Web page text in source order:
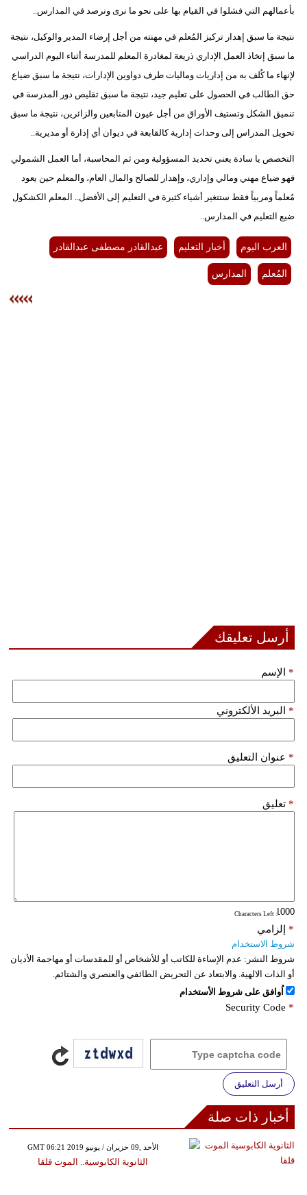
بأعمالهم التي فشلوا في القيام بها على نحو ما نرى ونرصد في المدارس..
نتيجة ما سبق إهدار تركيز المُعلم في مهنته من أجل إرضاء المدير والوكيل، نتيجة
ما سبق إتخاذ العمل الإداري ذريعة لمغادرة المعلم للمدرسة أثناء اليوم الدراسي
لإنهاء ما كُلف به من إداريات وماليات طرف دواوين الإدارات، نتيجة ما سبق ضياع
حق الطالب في الحصول على تعليم جيد، نتيجة ما سبق تقليص دور المدرسة في
تنميق الشكل وتستيف الأوراق من أجل عيون المتابعين والزائرين، نتيجة ما سبق
تحويل المدراس إلى وحدات إدارية كالقابعة في ديوان أي إدارة أو مديرية..
التخصص يا سادة يعني تحديد المسؤولية ومن ثم المحاسبة، أما العمل الشمولي
فهو ضياع مهني ومالي وإداري، وإهدار للصالح والمال العام، والمعلم حين يعود
مُعلماً ومربياً فقط ستتغير أشياء كثيرة في التعليم إلى الأفضل.. المعلم الكشكول
ضيع التعليم في المدارس..
العرب اليوم أخبار التعليم عبدالقادر مصطفى عبدالقادر
المُعلم المدارس
أرسل تعليقك
الإسم *
البريد الألكتروني *
عنوان التعليق *
تعليق *
: Characters Left
إلزامي *
شروط الاستخدام
شروط النشر: عدم الإساءة للكاتب أو للأشخاص أو للمقدسات أو مهاجمة الأديان
أو الذات الالهية. والابتعاد عن التحريض الطائفي والعنصري والشتائم.
اُوافق على شروط الأستخدام
Security Code *
أرسل التعليق
أخبار ذات صلة
GMT 06:21 2019 الأحد ,09 حزيران / يونيو
الثانوية الكابوسية.. الموت قلقا